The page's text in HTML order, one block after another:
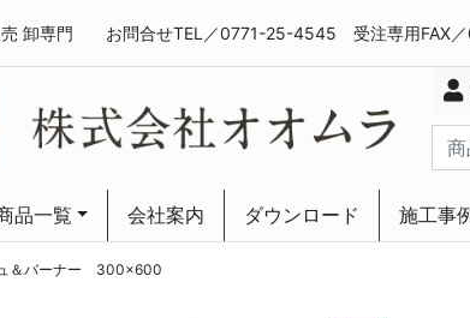
卸専門 お問合せTEL／0771-25-4545 受注専用FAX
品一覧 会社案内 ダウンロード 施工事
＆バーナー 300×600